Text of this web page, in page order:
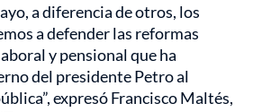
a diferencia de otros, los
a defender las reformas
y pensional que ha
del presidente Petro al
expresó Francisco Maltés,